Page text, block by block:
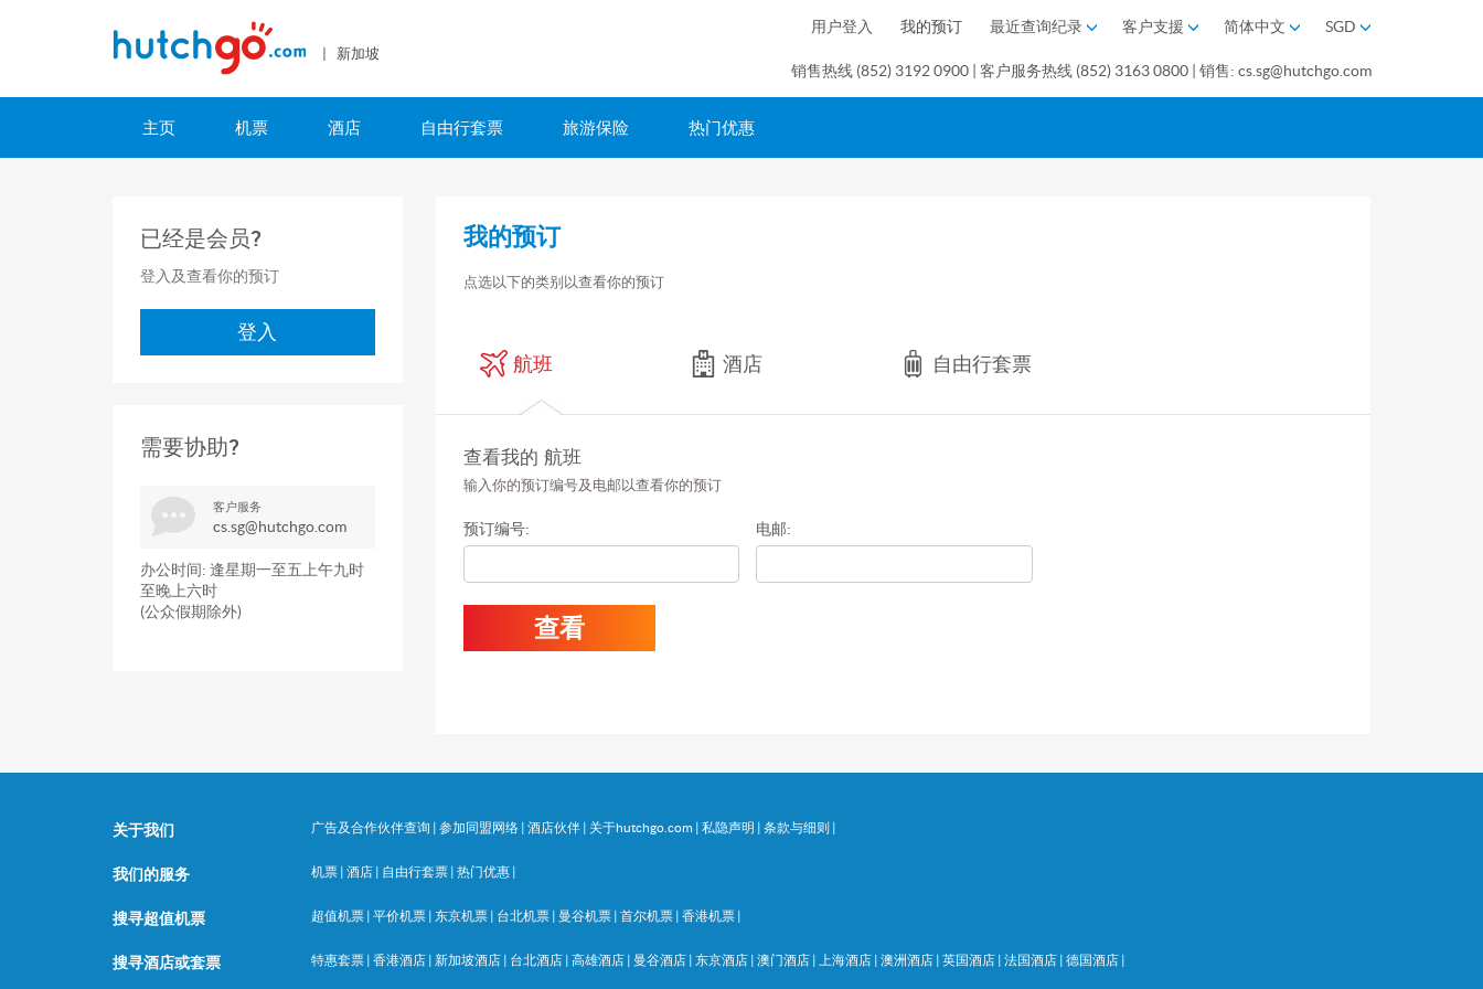
| 新加坡
用户登入 我的预订 最近查询纪录 客户支援 简体中文 SGD
销售热线 (852) 3192 0900 | 客户服务热线 (852) 3163 0800 | 销售: cs.sg@hutchgo.com
主页 机票 酒店 自由行套票 旅游保险 热门优惠
已经是会员?
登入及查看你的预订
登入
需要协助?
客户服务
cs.sg@hutchgo.com
办公时间: 逢星期一至五上午九时
至晚上六时
(公众假期除外)
我的预订
点选以下的类别以查看你的预订
航班 酒店 自由行套票
查看我的 航班
输入你的预订编号及电邮以查看你的预订
预订编号: 电邮:
查看
关于我们 广告及合作伙伴查询 | 参加同盟网络 | 酒店伙伴 | 关于hutchgo.com | 私隐声明 | 条款与细则 |
我们的服务 机票 | 酒店 | 自由行套票 | 热门优惠 |
搜寻超值机票 超值机票 | 平价机票 | 东京机票 | 台北机票 | 曼谷机票 | 首尔机票 | 香港机票 |
搜寻酒店或套票 特惠套票 | 香港酒店 | 新加坡酒店 | 台北酒店 | 高雄酒店 | 曼谷酒店 | 东京酒店 | 澳门酒店 | 上海酒店 | 澳洲酒店 | 英国酒店 | 法国酒店 | 德国酒店 |